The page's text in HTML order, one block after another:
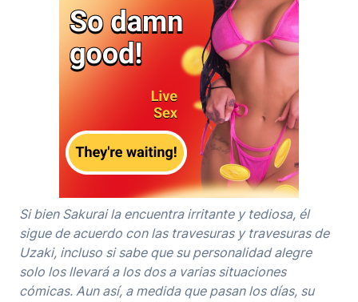
Si bien Sakurai la encuentra irritante y tediosa, él
sigue de acuerdo con las travesuras y travesuras de
Uzaki, incluso si sabe que su personalidad alegre
solo los llevará a los dos a varias situaciones
cómicas. Aun así, a medida que pasan los días, su